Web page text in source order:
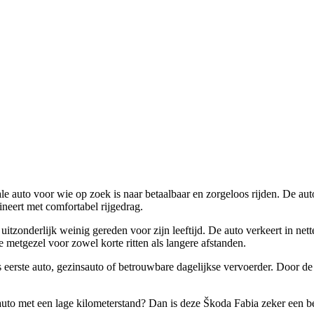
auto voor wie op zoek is naar betaalbaar en zorgeloos rijden. De
met comfortabel rijgedrag.
weinig gereden voor zijn leeftijd. De auto verkeert in
voor zowel korte ritten als langere afstanden.
auto, gezinsauto of betrouwbare dagelijkse vervoerder. Door
met een lage kilometerstand? Dan is deze Škoda Fabia zeker een